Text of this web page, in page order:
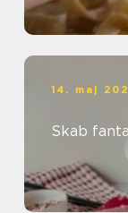
14. maj
Skab